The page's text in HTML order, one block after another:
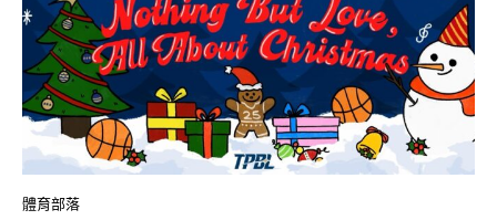
體育部落